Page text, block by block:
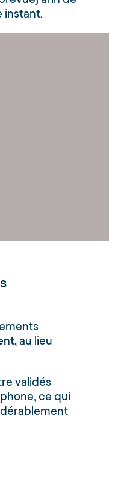
instant.
au lieu
validés
ce qui